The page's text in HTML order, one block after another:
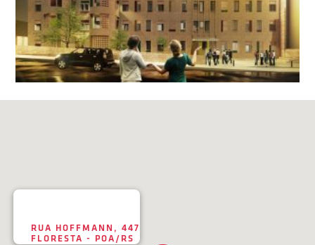
RUA HOFFMANN, 447
FLORESTA - POA/RS